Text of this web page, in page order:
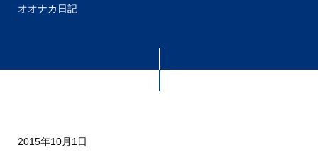
オオナカ日記
2015年10月1日